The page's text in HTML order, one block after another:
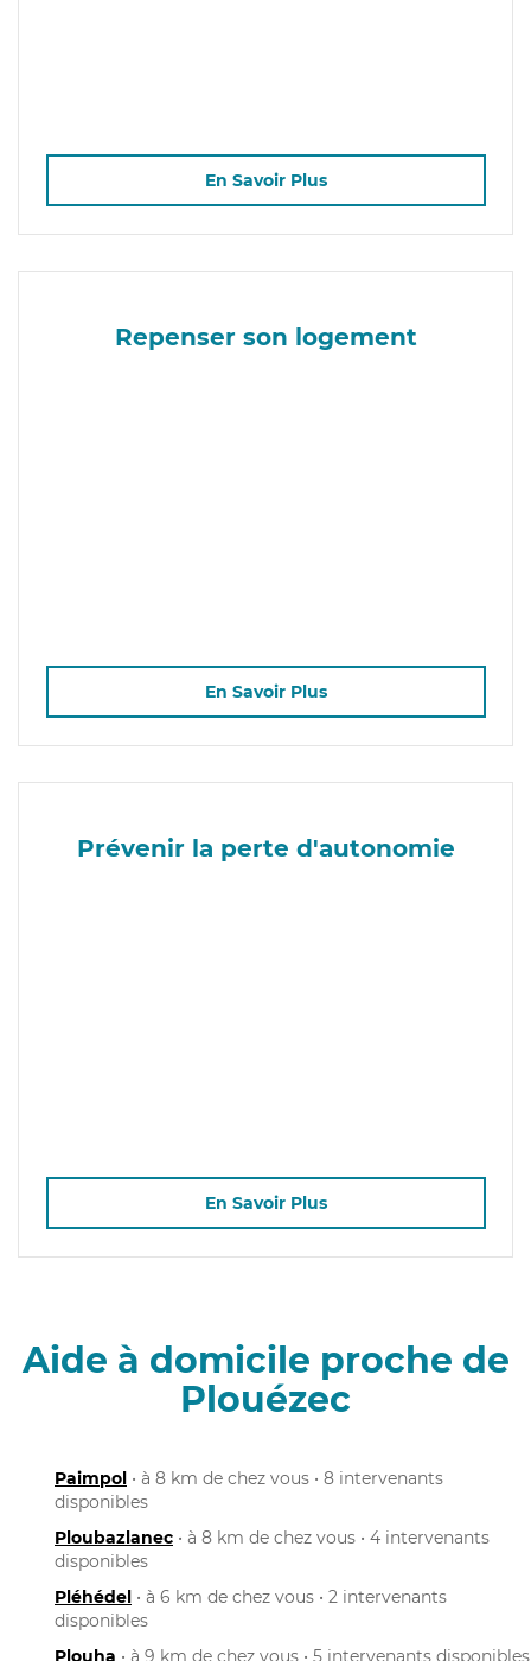
En Savoir Plus
Repenser son logement
En Savoir Plus
Prévenir la perte d'autonomie
En Savoir Plus
Aide à domicile proche de
Plouézec
Paimpol • à 8 km de chez vous • 8 intervenants
disponibles
Ploubazlanec • à 8 km de chez vous • 4 intervenants
disponibles
Pléhédel • à 6 km de chez vous • 2 intervenants
disponibles
Plouha • à 9 km de chez vous • 5 intervenants disponibles